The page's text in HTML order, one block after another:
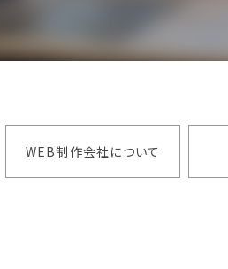
WEB制作会社について